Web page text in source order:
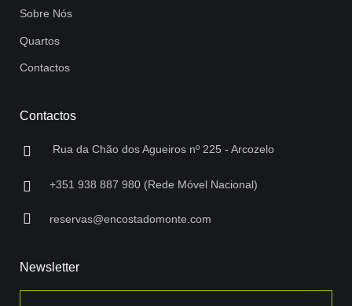
Sobre Nós
Quartos
Contactos
Contactos
Rua da Chão dos Agueiros nº 225 - Arcozelo
+351 938 887 980 (Rede Móvel Nacional)
reservas@encostadomonte.com
Newsletter